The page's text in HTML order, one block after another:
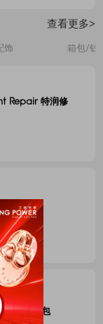
查看更多>
饰 箱包/钱
Repair 特润修
升
包4g*50包